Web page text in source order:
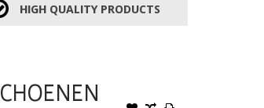
HIGH QUALITY PRODUCTS